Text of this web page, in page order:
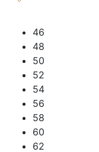
46
48
50
52
54
56
58
60
62